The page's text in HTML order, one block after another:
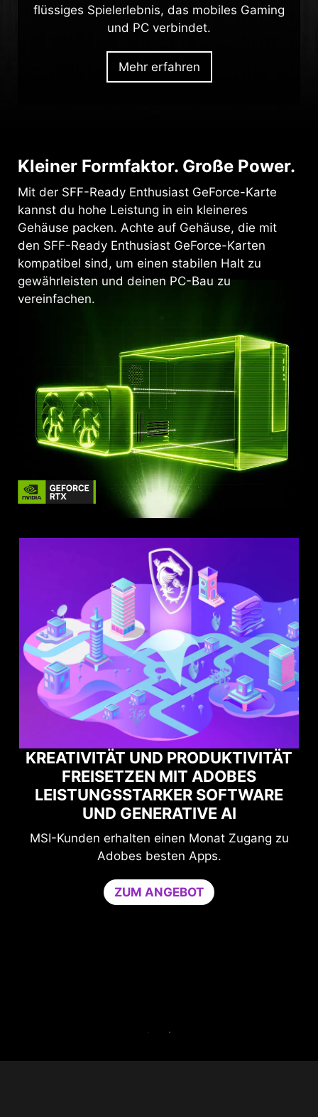
flüssiges Spielerlebnis, das mobiles Gaming
und PC verbindet.
Mehr erfahren
Kleiner Formfaktor. Große Power.
Mit der SFF-Ready Enthusiast GeForce-Karte
kannst du hohe Leistung in ein kleineres
Gehäuse packen. Achte auf Gehäuse, die mit
den SFF-Ready Enthusiast GeForce-Karten
kompatibel sind, um einen stabilen Halt zu
gewährleisten und deinen PC-Bau zu
vereinfachen.
zu
MAXIMALE GAMING-
MIT NORTON GAME
Schutz und Leistung für ungestörtes
Der Game Optimizer reserviert die
CPU-Leistung, indem nicht
Anwendungen auf einen einzigen CPU-
beschränkt werden. Erhöht die